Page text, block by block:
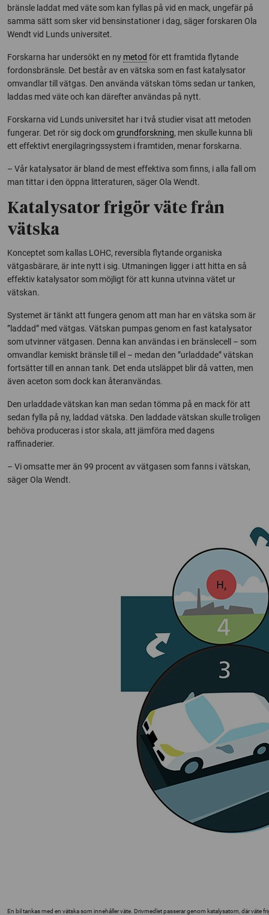
bränsle laddat med väte som kan fyllas på vid en mack, ungefär på
samma sätt som sker vid bensinstationer i dag, säger forskaren Ola
Wendt vid Lunds universitet.
Forskarna har undersökt en ny metod för ett framtida flytande
fordonsbränsle. Det består av en vätska som en fast katalysator
omvandlar till vätgas. Den använda vätskan töms sedan ur tanken,
laddas med väte och kan därefter användas på nytt.
Forskarna vid Lunds universitet har i två studier visat att metoden
fungerar. Det rör sig dock omgrundforskning, men skulle kunna bli
ett effektivt energilagringssystem i framtiden, menar forskarna.
– Vår katalysator är bland de mest effektiva som finns, i alla fall om
man tittar i den öppna litteraturen, säger Ola Wendt.
Katalysator frigör väte från
vätska
Konceptet som kallas LOHC, reversibla flytande organiska
vätgasbärare, är inte nytt i sig. Utmaningen ligger i att hitta en så
effektiv katalysator som möjligt för att kunna utvinna vätet ur
vätskan.
Systemet är tänkt att fungera genom att man har en vätska som är
”laddad” med vätgas. Vätskan pumpas genom en fast katalysator
som utvinner vätgasen. Denna kan användas i en bränslecell – som
omvandlar kemiskt bränsle till el – medan den ”urladdade” vätskan
fortsätter till en annan tank. Det enda utsläppet blir då vatten, men
även aceton som dock kan återanvändas.
Den urladdade vätskan kan man sedan tömma på en mack för att
sedan fylla på ny, laddad vätska. Den laddade vätskan skulle troligen
behöva produceras i stor skala, att jämföra med dagens
raffinaderier.
– Vi omsatte mer än 99 procent av vätgasen som fanns i vätskan,
säger Ola Wendt.
En bil tankas med en vätska som innehåller väte. Drivmedlet passerar genom katalysatorn, där